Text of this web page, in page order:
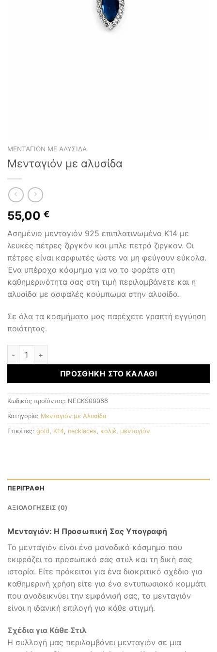
ΜΕΝΤΑΓΙΌΝ ΜΕ ΑΛΥΣΊΔΑ
Μενταγιόν με αλυσίδα
55,00 €
Ασημένιο μενταγιόν 925 επιπλατινωμένο Κ14 με
λευκές πέτρες ζιργκόν και μπλε πετρά ζιργκον. Οι
πέτρες είναι καρφωτές ώστε να μη φεύγουν εύκολα.
Ένα υπέροχο κόσμημα για να το φοράτε στη
καθημερινότητα σας στη τιμή περιλαμβάνετε και η
αλυσίδα με ασφαλές κούμπωμα στην αλυσίδα.
Σε όλα τα κοσμήματα μας παρέχετε γραπτή εγγύηση
ποιότητας.
Μενταγιόν με αλυσίδα ποσότητα
ΠΡΟΣΘΉΚΗ ΣΤΟ ΚΑΛΆΘΙ
Κωδικός προϊόντος: NECKS00066
Κατηγορία: Μενταγιόν με Αλυσίδα
Ετικέτες: gold K14 necklaces κολιέ μενταγιόν
ΠΕΡΙΓΡΑΦΉ
ΑΞΙΟΛΟΓΉΣΕΙΣ (0)
Μενταγιόν: Η Προσωπική Σας Υπογραφή
Το μενταγιόν είναι ένα μοναδικό κόσμημα που
εκφράζει το προσωπικό σας στυλ και τη δική σας
ιστορία. Είτε πρόκειται για ένα διακριτικό σχέδιο για
καθημερινή χρήση είτε για ένα εντυπωσιακό κομμάτι
που αναδεικνύει την εμφάνισή σας, το μενταγιόν
είναι η ιδανική επιλογή για κάθε στιγμή.
Σχέδια για Κάθε Στιλ
Η συλλογή μας περιλαμβάνει μενταγιόν σε μια